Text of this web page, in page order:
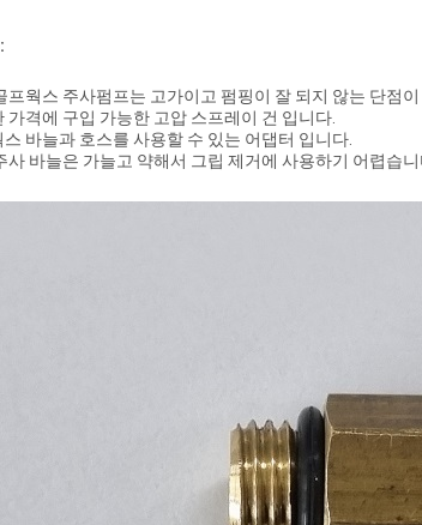
프웍스 주사펌프는 고가이고 펌핑이 잘 되지 않는 단점이
가격에 구입 가능한 고압 스프레이 건 입니다.
스 바늘과 호스를 사용할 수 있는 어댑터 입니다.
사 바늘은 가늘고 약해서 그립 제거에 사용하기 어렵습니